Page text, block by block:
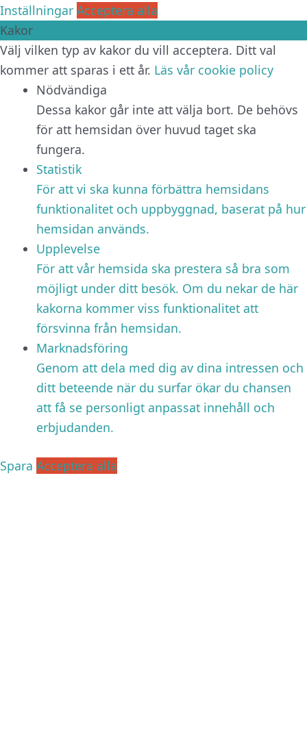
Inställningar Acceptera alla
Kakor
Välj vilken typ av kakor du vill acceptera. Ditt val
kommer att sparas i ett år. Läs vår cookie policy
Nödvändiga
Dessa kakor går inte att välja bort. De behövs
för att hemsidan över huvud taget ska
fungera.
Statistik
För att vi ska kunna förbättra hemsidans
funktionalitet och uppbyggnad, baserat på hur
hemsidan används.
Upplevelse
För att vår hemsida ska prestera så bra som
möjligt under ditt besök. Om du nekar de här
kakorna kommer viss funktionalitet att
försvinna från hemsidan.
Marknadsföring
Genom att dela med dig av dina intressen och
ditt beteende när du surfar ökar du chansen
att få se personligt anpassat innehåll och
erbjudanden.
Spara Acceptera alla